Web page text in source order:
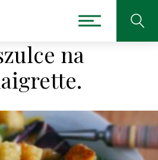
na